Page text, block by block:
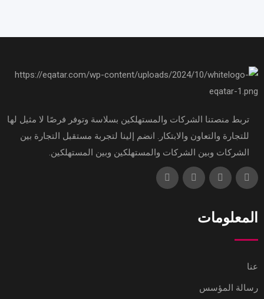
تربط منصتنا الشركات والمستهلكين بسلاسة وتوفر فرصًا لا مثيل لها
للتجارة والتعاون والابتكار. انضم إلينا لتجربة مستقبل التجارة بين
الشركات وبين الشركات والمستهلكين وبين المستهلكين.
المعلومات
عنا
رسالة المؤسس